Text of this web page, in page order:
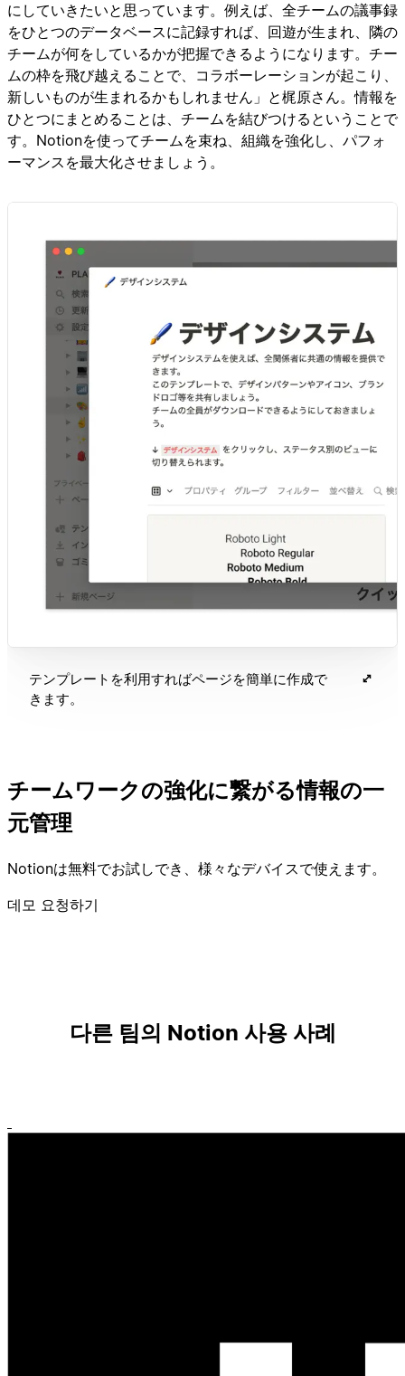
にしていきたいと思っています。例えば、全チームの議事録
をひとつのデータベースに記録すれば、回遊が生まれ、隣の
チームが何をしているかが把握できるようになります。チー
ムの枠を飛び越えることで、コラボーレーションが起こり、
新しいものが生まれるかもしれません」と梶原さん。情報を
ひとつにまとめることは、チームを結びつけるということで
す。Notionを使ってチームを束ね、組織を強化し、パフォ
ーマンスを最大化させましょう。
テンプレートを利用すればページを簡単に作成で
きます。
チームワークの強化に繋がる情報の一
元管理
Notionは無料でお試しでき、様々なデバイスで使えます。
데모 요청하기
다른 팀의 Notion 사용 사례